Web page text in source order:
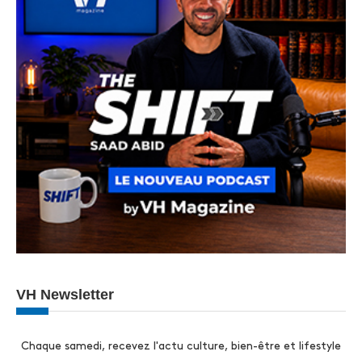
VH Newsletter
Chaque samedi, recevez l'actu culture, bien-être et lifestyle